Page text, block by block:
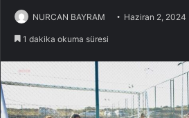
NURCAN BAYRAM Haziran 2, 2024
1 dakika okuma süresi